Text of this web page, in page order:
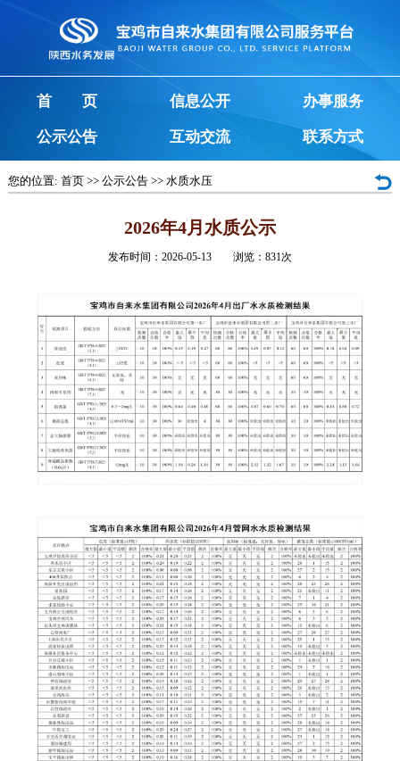
首 页 信息公开 办事服务
公示公告 互动交流 联系方式
您的位置: 首页>> 公示公告>> 水质水压
2026年4月水质公示
发布时间：2026-05-13 浏览： 831次